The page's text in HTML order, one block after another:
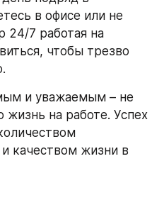
в офисе или не
24/7 работая на
чтобы трезво
и уважаемым – не
на работе. Успех
качеством жизни в